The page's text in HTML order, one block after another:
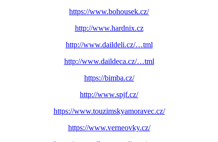
https://www.bohousek.cz/
http://www.hardnix.cz
http://www.daildeli.cz/…tml
http://www.daildeca.cz/…tml
https://bimba.cz/
http://www.spjf.cz/
https://www.touzimskyamoravec.cz/
https://www.verneovky.cz/